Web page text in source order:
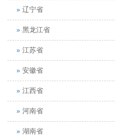
辽宁省
黑龙江省
江苏省
安徽省
江西省
河南省
湖南省